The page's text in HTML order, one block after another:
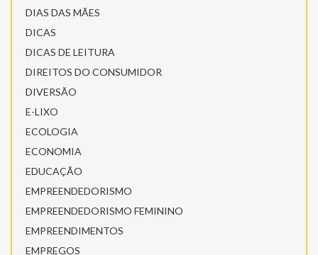
DIAS DAS MÃES
DICAS
DICAS DE LEITURA
DIREITOS DO CONSUMIDOR
DIVERSÃO
E-LIXO
ECOLOGIA
ECONOMIA
EDUCAÇÃO
EMPREENDEDORISMO
EMPREENDEDORISMO FEMININO
EMPREENDIMENTOS
EMPREGOS